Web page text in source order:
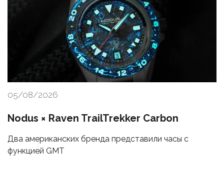
05/08/2026
Nodus × Raven TrailTrekker Carbon
Два американских бренда представили часы с
функцией GMT